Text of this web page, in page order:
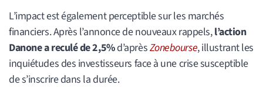
L’impact est également perceptible sur les marchés
financiers. Après l’annonce de nouveaux rappels,l’action
Danone a reculé de 2,5%d’aprèsZonebourse, illustrant les
inquiétudes des investisseurs face à une crise susceptible
de s’inscrire dans la durée.